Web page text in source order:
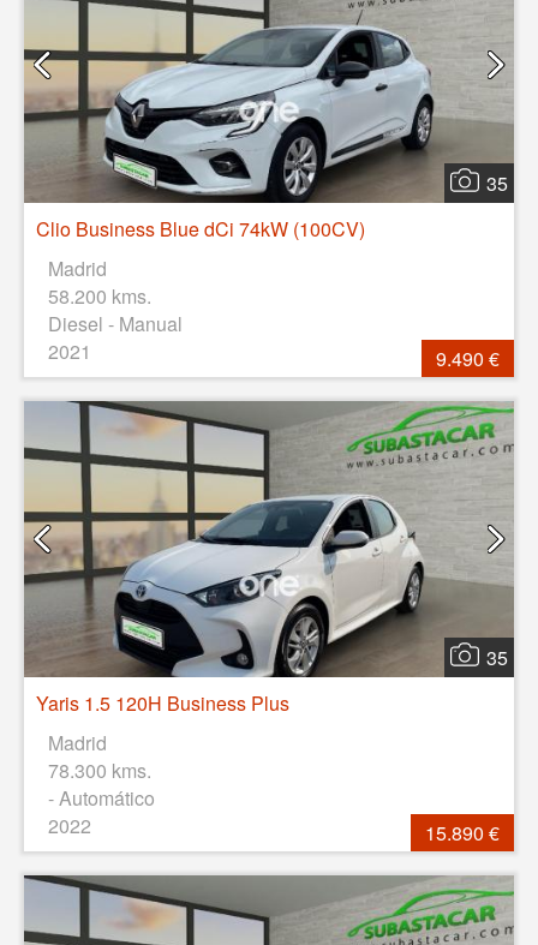
35
Clio Business Blue dCi 74kW (100CV)
Madrid
58.200 kms.
Diesel - Manual
2021
9.490 €
35
Yaris 1.5 120H Business Plus
Madrid
78.300 kms.
- Automático
2022
15.890 €